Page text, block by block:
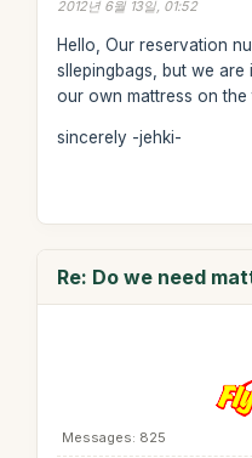
2012년 6월 13일, 01:52
Hello, Our reservation
sllepingbags, but we
our own mattress on the
sincerely -jehki-
Re: Do we need
Messages: 825